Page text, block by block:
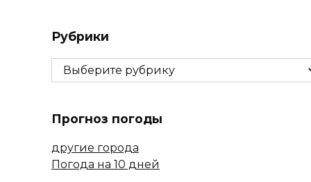
Рубрики
Рубрики
Прогноз погоды
другие города
Погода на 10 дней